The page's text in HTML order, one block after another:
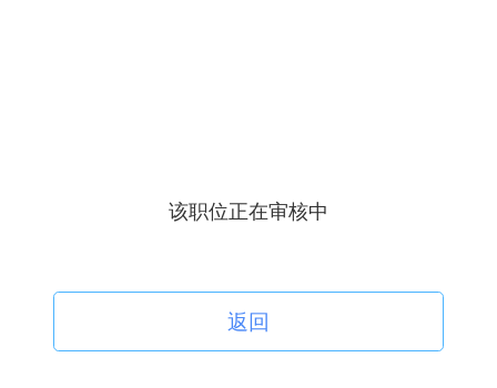
该职位正在审核中
返回